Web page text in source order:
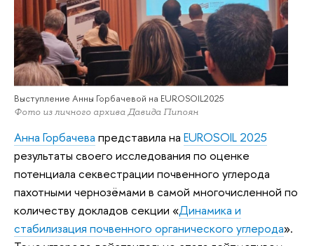
Выступление Анны Горбачевой на EUROSOIL2025
Фото из личного архива Давида Пипоян
Анна Горбачева представила на EUROSOIL 2025
результаты своего исследования по оценке
потенциала секвестрации почвенного углерода
пахотными чернозёмами в самой многочисленной по
количеству докладов секции «Динамика и
стабилизация почвенного органического углерода».